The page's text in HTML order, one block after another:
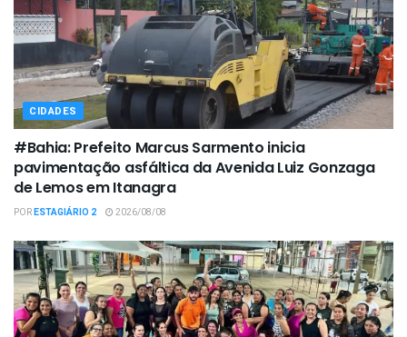
CIDADES
#Bahia: Prefeito Marcus Sarmento inicia
pavimentação asfáltica da Avenida Luiz Gonzaga
de Lemos em Itanagra
PORESTAGIÁRIO 2 2026/08/08